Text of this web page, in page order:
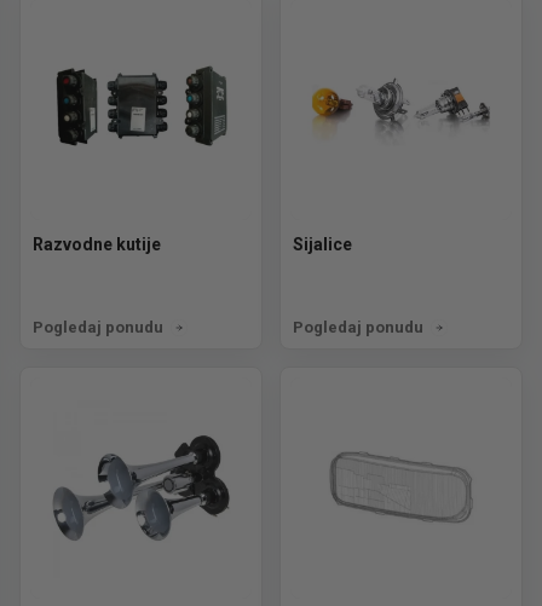
Razvodne kutije
Pogledaj ponudu
Sijalice
Pogledaj ponudu